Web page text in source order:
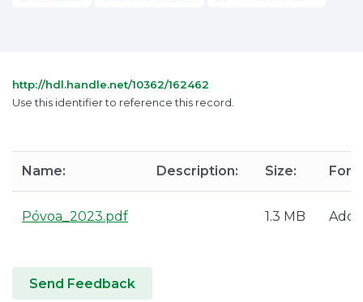
http://hdl.handle.net/10362/162462
Use this identifier to reference this record.
Name: Description: Size:
Póvoa_2023.pdf 1.3 MB
Send Feedback